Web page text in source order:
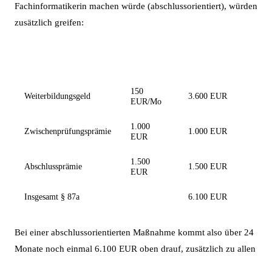
Fachinformatikerin machen würde (abschlussorientiert), würden
zusätzlich greifen:
Weiterbildungsgeld
150
EUR/Mo
3.600 EUR
Zwischenprüfungsprämie
1.000
EUR
1.000 EUR
Abschlussprämie
1.500
EUR
1.500 EUR
Insgesamt § 87a 6.100 EUR
Bei einer abschlussorientierten Maßnahme kommt also über 24
Monate noch einmal 6.100 EUR oben drauf, zusätzlich zu allen